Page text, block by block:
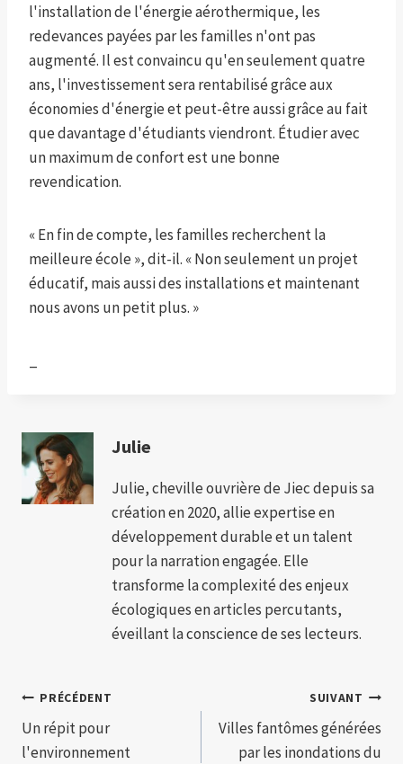
l'installation de l'énergie aérothermique, les
redevances payées par les familles n'ont pas
augmenté. Il est convaincu qu'en seulement quatre
ans, l'investissement sera rentabilisé grâce aux
économies d'énergie et peut-être aussi grâce au fait
que davantage d'étudiants viendront. Étudier avec
un maximum de confort est une bonne
revendication.
« En fin de compte, les familles recherchent la
meilleure école », dit-il. « Non seulement un projet
éducatif, mais aussi des installations et maintenant
nous avons un petit plus. »
Julie
Julie, cheville ouvrière de Jiec depuis sa
création en 2020, allie expertise en
développement durable et un talent
pour la narration engagée. Elle
transforme la complexité des enjeux
écologiques en articles percutants,
éveillant la conscience de ses lecteurs.
Navigation
de
PRÉCÉDENT
Un répit pour
l'environnement
SUIVANT
Villes fantômes générées
par les inondations du